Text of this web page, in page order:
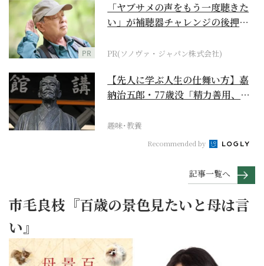
PR
「ヤブサメの声をもう一度聴きた
い」が補聴器チャレンジの後押し
PR(ソノヴァ・ジャパン株式会社)
【先人に学ぶ人生の仕舞い方】嘉
納治五郎・77歳没「精力善用、自
趣味･教養
Recommended by
記事一覧へ
市毛良枝『百歳の景色見たいと母は言
い』